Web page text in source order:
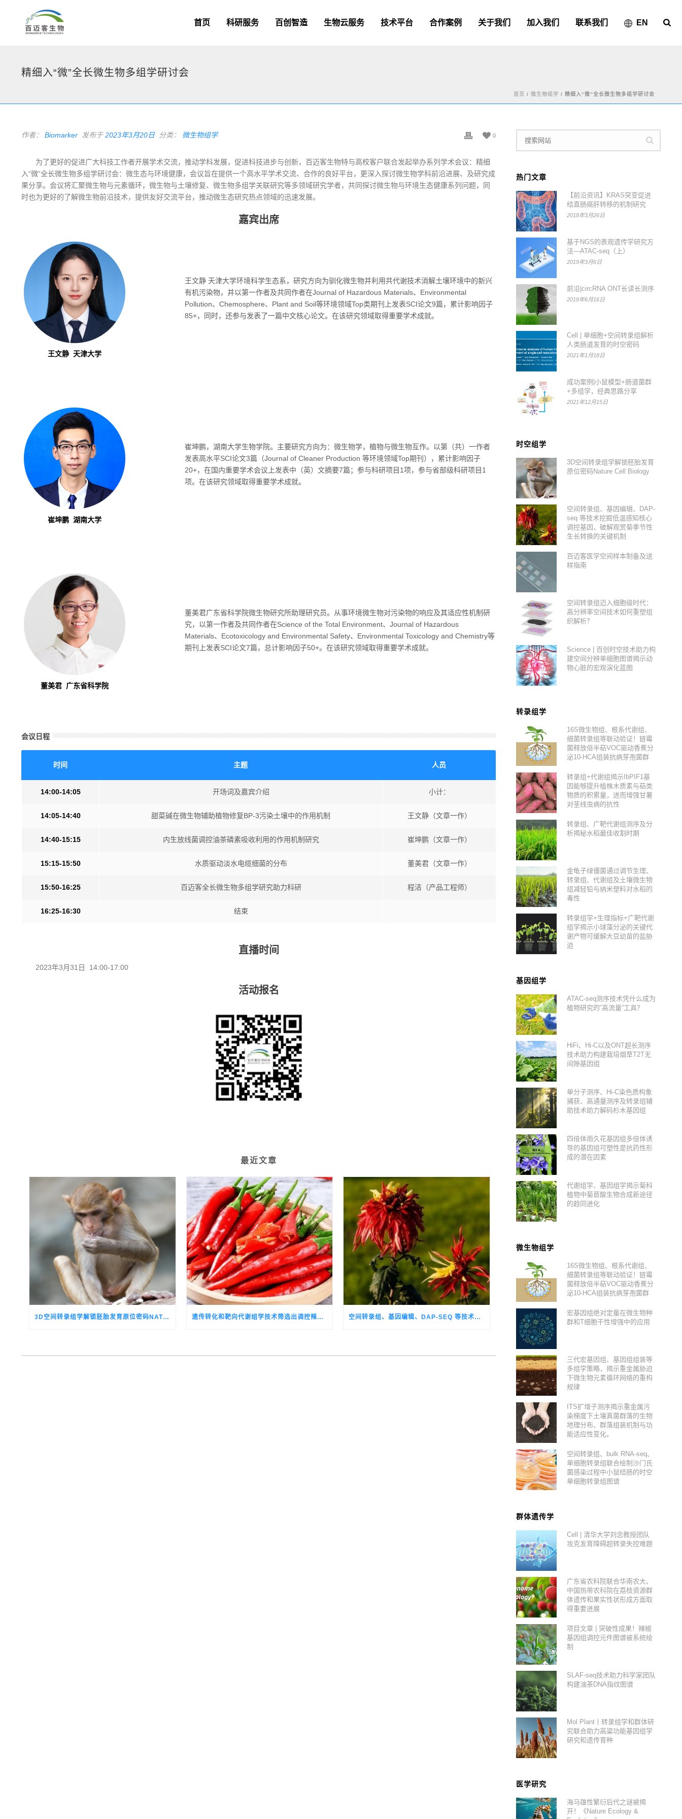
首页 科研服务 百创智造 生物云服务 技术平台 合作案例 关于我们 加入我们 联系我们 EN
精细入“微”全长微生物多组学研讨会
首页 / 微生物组学 / 精细入“微”全长微生物多组学研讨会
作者： Biomarker 发布于2023年3月20日 分类： 微生物组学 0
为了更好的促进广大科技工作者开展学术交流，推动学科发展，促进科技进步与创新，百迈客生物特与高校客户联合发起举办系列学术会议：精细
入“微”全长微生物多组学研讨会：微生态与环境健康，会议旨在提供一个高水平学术交流、合作的良好平台，更深入探讨微生物学科前沿进展、及研究成
果分享。会议将汇聚微生物与元素循环，微生物与土壤修复、微生物多组学关联研究等多领域研究学者，共同探讨微生物与环境生态健康系列问题，同
时也为更好的了解微生物前沿技术，提供友好交流平台，推动微生态研究热点领域的迅速发展。
嘉宾出席
王文静 天津大学
王文静 天津大学环境科学生态系，研究方向为驯化微生物并利用共代谢技术消解土壤环境中的新兴
有机污染物，并以第一作者及共同作者在Journal of Hazardous Materials、Environmental
Pollution、Chemosphere、Plant and Soil等环境领域Top类期刊上发表SCI论文9篇，累计影响因子
85+，同时，还参与发表了一篇中文核心论文。在该研究领域取得重要学术成就。
崔坤鹏 湖南大学
崔坤鹏，湖南大学生物学院。主要研究方向为：微生物学，植物与微生物互作。以第（共）一作者
发表高水平SCI论文3篇（Journal of Cleaner Production 等环境领域Top期刊），累计影响因子
20+，在国内重要学术会议上发表中（英）文摘要7篇；参与科研项目1项，参与省部级科研项目1
项。在该研究领域取得重要学术成就。
董美君 广东省科学院
董美君广东省科学院微生物研究所助理研究员。从事环境微生物对污染物的响应及其适应性机制研
究，以第一作者及共同作者在Science of the Total Environment、Journal of Hazardous
Materials、Ecotoxicology and Environmental Safety、Environmental Toxicology and Chemistry等
期刊上发表SCI论文7篇，总计影响因子50+。在该研究领域取得重要学术成就。
会议日程
时间 主题 人员
14:00-14:05 开场词及嘉宾介绍 小计：
14:05-14:40 甜菜碱在微生物辅助植物修复BP-3污染土壤中的作用机制 王文静（文章一作）
14:40-15:15 内生放线菌调控油茶磷素吸收利用的作用机制研究 崔坤鹏（文章一作）
15:15-15:50 水质驱动淡水电缆细菌的分布 董美君（文章一作）
15:50-16:25 百迈客全长微生物多组学研究助力科研 程洁（产品工程师）
16:25-16:30 结束
直播时间
2023年3月31日 14:00-17:00
活动报名
最近文章
3D空间转录组学解锁胚胎发育原位密码NATURE CELL BIOLOGY 遗传转化和靶向代谢组学技术筛选出调控辣椒红素合成关键通路基因的候选转录因子CALSH10 空间转录组、基因编辑、DAP-SEQ 等技术挖掘低温感知核心调控基因，破解观赏菊季节性生长转换的关键机制
热门文章
【前沿资讯】KRAS突变促进
结直肠癌肝转移的机制研究
2018年3月26日
基于NGS的表观遗传学研究方
法—ATAC-seq（上）
2019年3月6日
前沿|circRNA ONT长读长测序
2019年6月16日
Cell | 单细胞+空间转录组解析
人类肠道发育的时空密码
2021年1月18日
成功案例|小鼠模型+肠道菌群
+多组学，经典思路分享
2021年12月15日
时空组学
3D空间转录组学解锁胚胎发育
原位密码Nature Cell Biology
空间转录组、基因编辑、DAP-
seq 等技术挖掘低温感知核心
调控基因，破解观赏菊季节性
生长转换的关键机制
百迈客医学空间样本制备及送
样指南
空间转录组迈入细胞级时代：
高分辨率空间技术如何重塑组
织解析？
Science | 百创时空技术助力构
建空间分辨单细胞图谱揭示动
物心脏的宏观演化蓝图
转录组学
16S微生物组、根系代谢组、
细菌转录组等联动验证！链霉
菌释放倍半萜VOC驱动香蕉分
泌10-HCA组装抗病芽孢菌群
转录组+代谢组揭示IbPIF1基
因能够提升植株木质素与萜类
物质的积累量，进而增强甘薯
对茎线虫病的抗性
转录组、广靶代谢组测序及分
析揭秘水稻最佳收割时期
金龟子绿僵菌通过调节生理、
转录组、代谢组及土壤微生物
组减轻铅与纳米塑料对水稻的
毒性
转录组学+生理指标+广靶代谢
组学揭示小球藻分泌的关键代
谢产物可缓解大豆幼苗的盐胁
迫
基因组学
ATAC-seq测序技术凭什么成为
植物研究的“高流量”工具？
HiFi、Hi-C以及ONT超长测序
技术助力构建栽培烟草T2T无
间隙基因组
单分子测序、Hi-C染色质构象
捕获、高通量测序及转录组辅
助技术助力解码杉木基因组
四倍体雨久花基因组多倍体诱
导的基因组可塑性是抗药性形
成的潜在因素
代谢组学、基因组学揭示菊科
植物中菊苣酸生物合成新途径
的趋同进化
微生物组学
16S微生物组、根系代谢组、
细菌转录组等联动验证！链霉
菌释放倍半萜VOC驱动香蕉分
泌10-HCA组装抗病芽孢菌群
宏基因组绝对定量在微生物种
群和T细胞干性增强中的应用
三代宏基因组、基因组组装等
多组学策略，揭示重金属胁迫
下微生物元素循环网络的重构
规律
ITS扩增子测序揭示重金属污
染梯度下土壤真菌群落的生物
地理分布、群落组装机制与功
能适应性变化。
空间转录组、bulk RNA-seq、
单细胞转录组联合绘制沙门氏
菌感染过程中小鼠结肠的时空
单细胞转录组图谱
群体遗传学
Cell | 清华大学刘念教授团队
攻克发育障碍超转录失控难题
广东省农科院联合华南农大、
中国热带农科院在荔枝资源群
体遗传和果实性状形成方面取
得重要进展
项目文章 | 突破性成果！辣椒
基因组调控元件图谱被系统绘
制
SLAF-seq技术助力科学家团队
构建油茶DNA指纹图谱
Mol Plant丨转录组学和群体研
究联合助力高粱功能基因组学
研究和遗传育种
医学研究
海马雄性繁衍后代之谜被揭
开！《Nature Ecology &